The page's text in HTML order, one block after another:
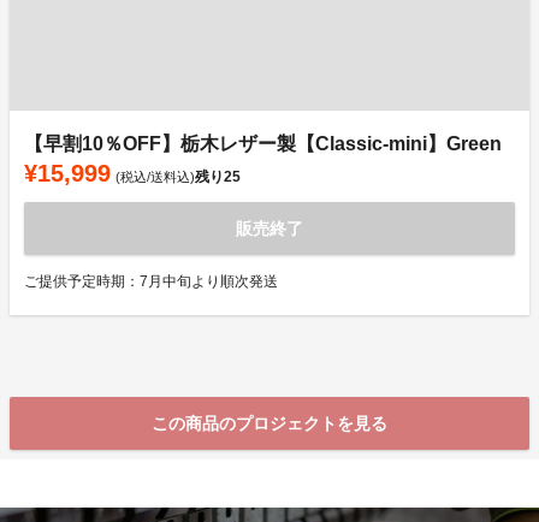
【早割10％OFF】栃木レザー製【Classic-mini】Green
¥15,999 (税込/送料込)残り25
販売終了
ご提供予定時期：7月中旬より順次発送
この商品のプロジェクトを見る